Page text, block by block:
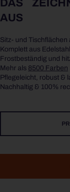
DAS
AUS
Sitz- und
Komplett aus Edelstahl
Frostbeständig und
Mehr als 8500 Farben
Pflegeleicht, robust &
Nachhaltig & 100%